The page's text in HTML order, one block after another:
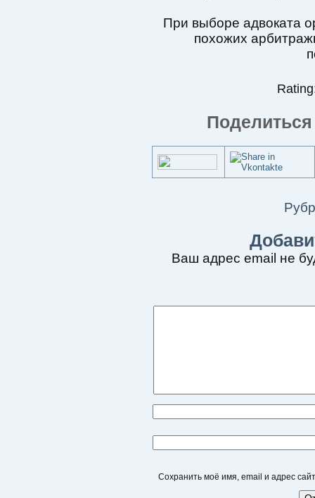
При выборе адвоката
похожих
Ваш адрес email не
Сохранить моё имя, email и адрес